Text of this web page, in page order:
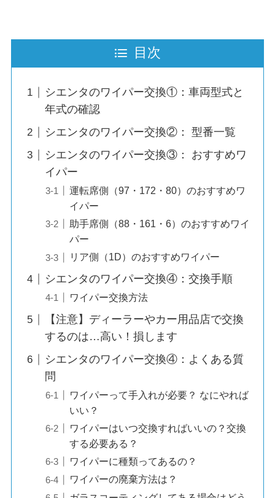
目次
シエンタのワイパー交換①：車両型式と
年式の確認
シエンタのワイパー交換②： 型番一覧
シエンタのワイパー交換③： おすすめワ
イパー
運転席側（97・172・80）のおすすめワ
イパー
助手席側（88・161・6）のおすすめワイ
パー
リア側（1D）のおすすめワイパー
シエンタのワイパー交換④：交換手順
ワイパー交換方法
【注意】ディーラーやカー用品店で交換
するのは…高い！損します
シエンタのワイパー交換④：よくある質
問
ワイパーって手入れが必要？ なにやれば
いい？
ワイパーはいつ交換すればいいの？交換
する必要ある？
ワイパーに種類ってあるの？
ワイパーの廃棄方法は？